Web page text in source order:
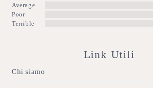
Average
Poor
Terrible
Link Utili
Chi siamo